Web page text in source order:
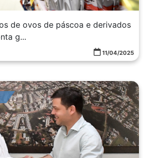
de ovos de páscoa e derivados
g...
11/04/2025